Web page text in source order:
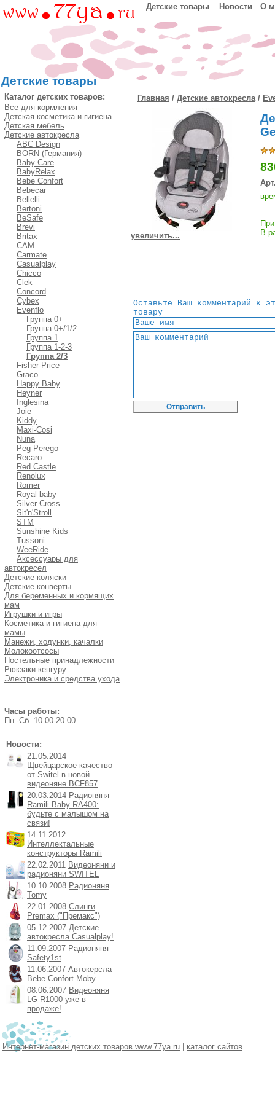
Детские товары
Детские товары Новости О
Каталог детских товаров:
Все для кормления
Детская косметика и гигиена
Детская мебель
Детские автокресла
ABC Design
BÖRN (Германия)
Baby Care
BabyRelax
Bebe Confort
Bebecar
Bellelli
Bertoni
BeSafe
Brevi
Britax
CAM
Carmate
Casualplay
Chicco
Clek
Concord
Cybex
Evenflo
Группа 0+
Группа 0+/1/2
Группа 1
Группа 1-2-3
Группа 2/3
Fisher-Price
Graco
Happy Baby
Heyner
Inglesina
Joie
Kiddy
Maxi-Cosi
Nuna
Peg-Perego
Recaro
Red Castle
Renolux
Romer
Royal baby
Silver Cross
Sit'n'Stroll
STM
Sunshine Kids
Tussoni
WeeRide
Аксессуары для
автокресел
Детские коляски
Детские конверты
Для беременных и кормящих
мам
Игрушки и игры
Косметика и гигиена для
мамы
Манежи, ходунки, качалки
Молокоотсосы
Постельные принадлежности
Рюкзаки-кенгуру
Электроника и средства ухода
Часы работы:
Пн.-Cб. 10:00-20:00
Новости:
21.05.2014
Щвейцарское качество
от Switel в новой
видеоняне BCF857
20.03.2014 Радионяня
Ramili Baby RA400:
будьте с малышом на
связи!
14.11.2012
Интеллектальные
конструкторы Ramili
22.02.2011 Видеоняни и
радионяни SWITEL
10.10.2008 Радионяня
Tomy
22.01.2008 Слинги
Premax ("Премакс")
05.12.2007 Детские
автокресла Casualplay!
11.09.2007 Радионяня
Safety1st
11.06.2007 Автокерсла
Bebe Confort Moby
08.06.2007 Видеоняня
LG R1000 уже в
продаже!
Главная / Детские автокресла/
увеличить...
В
Оставьте Ваш комментарий к
товару
Интернет-магазин детских товаров www.77ya.ru каталог сайтов